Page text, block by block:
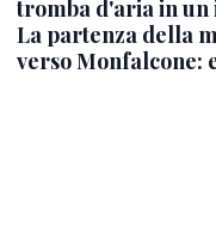
tromba d'aria in
La partenza della
verso Monfalcone: